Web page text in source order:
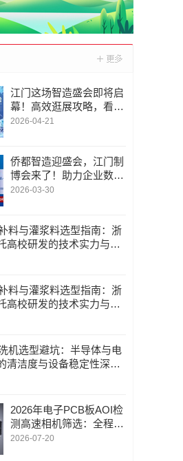
江门这场智造盛会即将启
幕！高效逛展攻略，看这
一篇就够了
2026-04-21
侨都智造迎盛会，江门制
博会来了！助力企业数智
化转型升级
2026-03-30
料与灌浆料选型指南：浙
高校研发的技术实力与工
料与灌浆料选型指南：浙
高校研发的技术实力与工
机选型避坑：半导体与电
清洁度与设备稳定性深度
2026年电子PCB板AOI检
测高速相机筛选：全程技
术陪跑服务模式解析
2026-07-20